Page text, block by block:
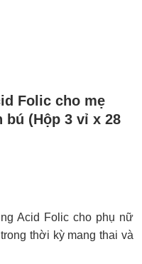
Folic cho mẹ
bú (Hộp 3 vỉ x 28
Acid Folic cho phụ nữ
thời kỳ mang thai và